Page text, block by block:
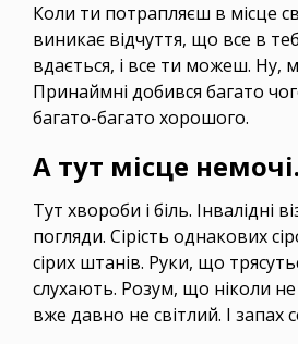
Коли ти потрапляєш в місце
виникає відчуття, що все в
вдається, і все ти можеш. Ну,
Принаймні добився багато
багато-багато хорошого.
А тут місце немочі.
Тут хвороби і біль. Інвалідні
погляди. Сірість однакових
сірих штанів. Руки, що
слухають. Розум, що ніколи не
вже давно не світлий. І запах